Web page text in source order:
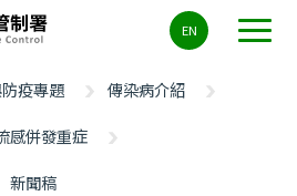
EN
疫專題
傳染病介紹
感併發重症
新聞稿